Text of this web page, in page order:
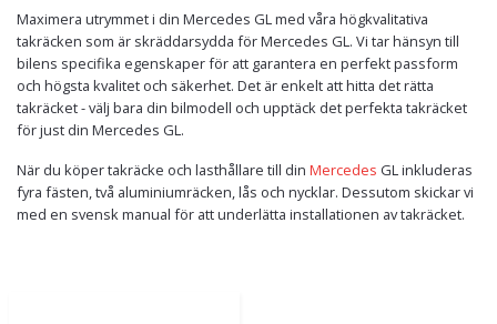
Maximera utrymmet i din Mercedes GL med våra högkvalitativa
takräcken som är skräddarsydda för Mercedes GL. Vi tar hänsyn till
bilens specifika egenskaper för att garantera en perfekt passform
och högsta kvalitet och säkerhet. Det är enkelt att hitta det rätta
takräcket - välj bara din bilmodell och upptäck det perfekta takräcket
för just din Mercedes GL.
När du köper takräcke och lasthållare till din Mercedes GL inkluderas
fyra fästen, två aluminiumräcken, lås och nycklar. Dessutom skickar vi
med en svensk manual för att underlätta installationen av takräcket.